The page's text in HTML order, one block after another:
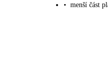
• menší část